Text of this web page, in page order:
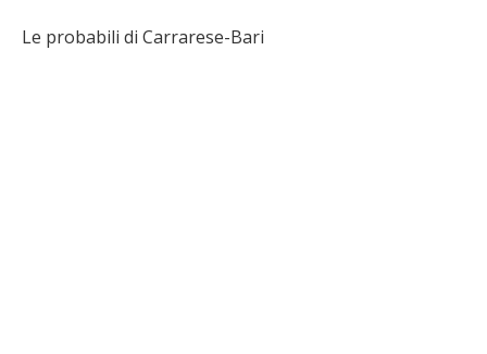
Le probabili di Carrarese-Bari